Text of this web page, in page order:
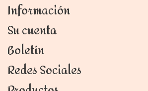
Información
Su cuenta
Boletín
Redes Sociales